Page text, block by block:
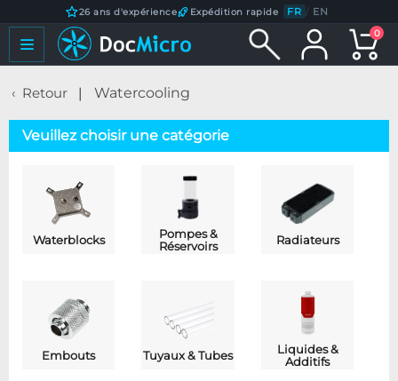
26 ans d'expérience Expédition rapide FR / EN
0
Retour Watercooling
Veuillez choisir une catégorie
Waterblocks
Pompes &
Réservoirs
Radiateurs
Embouts Tuyaux & Tubes
Liquides &
Additifs